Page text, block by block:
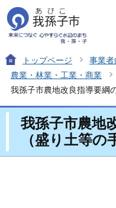
トップページ
事業者
農業・林業・工業・商業
我孫子市農地改良指導要綱
我孫子市農地
（盛り土等の